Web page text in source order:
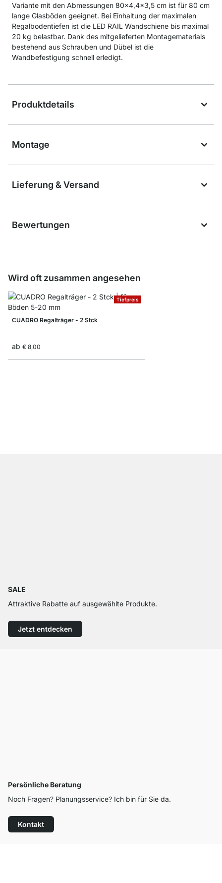
Variante mit den Abmessungen 80x4,4x3,5 cm ist für 80 cm
lange Glasböden geeignet. Bei Einhaltung der maximalen
Regalbodentiefen ist die LED RAIL Wandschiene bis maximal
20 kg belastbar. Dank des mitgelieferten Montagematerials
bestehend aus Schrauben und Dübel ist die
Wandbefestigung schnell erledigt.
Produktdetails
Montage
Lieferung & Versand
Bewertungen
Wird oft zusammen angesehen
Tiefpreis
CUADRO Regalträger - 2 Stck
ab € 8,00
SALE
Attraktive Rabatte auf ausgewählte Produkte.
Jetzt entdecken
Persönliche Beratung
Noch Fragen? Planungsservice? Ich bin für Sie da.
Kontakt